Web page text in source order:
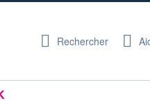
Rechercher